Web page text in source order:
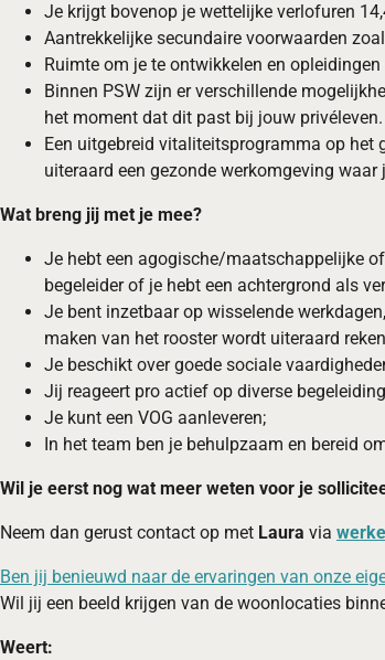
Je krijgt bovenop je wettelijke verlofuren
Aantrekkelijke secundaire voorwaarden
Ruimte om je te ontwikkelen en opleidingen
Binnen PSW zijn er verschillende
het moment dat dit past bij jouw
Een uitgebreid vitaliteitsprogramma op het
uiteraard een gezonde werkomgeving
Wat breng jij met je mee?
Je hebt een agogische/maatschappelijke
begeleider of je hebt een achtergrond als
Je bent inzetbaar op wisselende
maken van het rooster wordt uiteraard
Je beschikt over goede sociale
Jij reageert pro actief op diverse
Je kunt een VOG aanleveren;
In het team ben je behulpzaam en bereid
Wil je eerst nog wat meer weten voor je
Neem dan gerust contact op met Laura via
Ben jij benieuwd naar de ervaringen van onze
Wil jij een beeld krijgen van de woonlocaties
Weert: